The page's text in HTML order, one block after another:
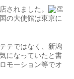
されました。
の大使館は東京に
テではなく、新潟
になっていたと書
モーション等でオ